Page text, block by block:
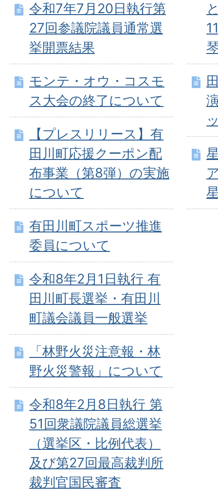
令和7年7月20日執行第
27回参議院議員通常選
挙開票結果
モンテ・オウ・コスモ
ス大会の終了について
【プレスリリース】有
田川町応援クーポン配
布事業（第8弾）の実施
について
有田川町スポーツ推進
委員について
令和8年2月1日執行 有
田川町長選挙・有田川
町議会議員一般選挙
「林野火災注意報・林
野火災警報」について
令和8年2月8日執行 第
51回衆議院議員総選挙
（選挙区・比例代表）
及び第27回最高裁判所
裁判官国民審査